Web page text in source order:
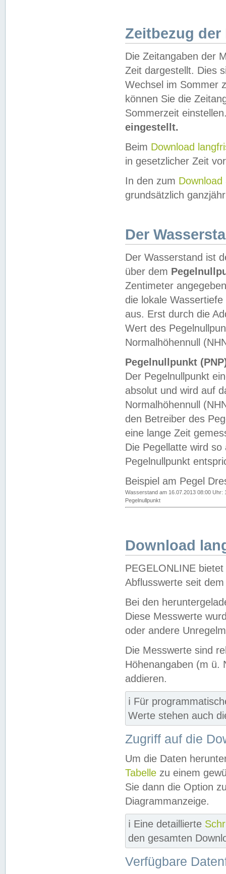
Zeitbezug der
Die Zeitangaben der
Zeit dargestellt. Dies
Wechsel im Sommer
können Sie die
Sommerzeit
eingestellt.
Beim Download
in gesetzlicher Zeit
In den zum Download
grundsätzlich
Der
Der Wasserstand ist
über dem
Zentimeter
die lokale
aus. Erst durch die
Wert des
Normalhöhennull
Pegelnullpunkt
Der Pegelnullpunkt
absolut und wird auf
Normalhöhennull
den Betreiber des
eine lange Zeit
Die Pegellatte wird
Pegelnullpunkt
Beispiel am Pegel
Wasserstand am 16.07.2013 08:00 Uhr:
Pegelnullpunkt
Download
PEGELONLINE
Abflusswerte seit
Bei den
Diese Messwerte
oder andere
Die Messwerte sind
Höhenangaben (m ü.
addieren.
ℹ️ Für
Werte stehen auch
Zugriff auf die
Um die Daten
Tabelle zu einem
Sie dann die Option
Diagrammanzeige.
ℹ️ Eine detaillierte
den gesamten
Verfügbare